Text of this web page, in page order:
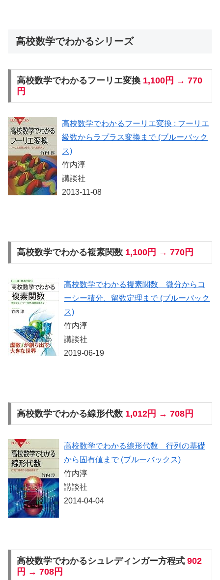
高校数学でわかるシリーズ
高校数学でわかるフーリエ変換 1,100円 → 770
円
高校数学でわかるフーリエ変換 : フーリエ
級数からラプラス変換まで (ブルーバック
ス)
竹内淳
講談社
2013-11-08
高校数学でわかる複素関数 1,100円 → 770円
高校数学でわかる複素関数 微分からコ
ーシー積分、留数定理まで (ブルーバック
ス)
竹内淳
講談社
2019-06-19
高校数学でわかる線形代数 1,012円 → 708円
高校数学でわかる線形代数 行列の基礎
から固有値まで (ブルーバックス)
竹内淳
講談社
2014-04-04
高校数学でわかるシュレディンガー方程式 902
円 → 708円